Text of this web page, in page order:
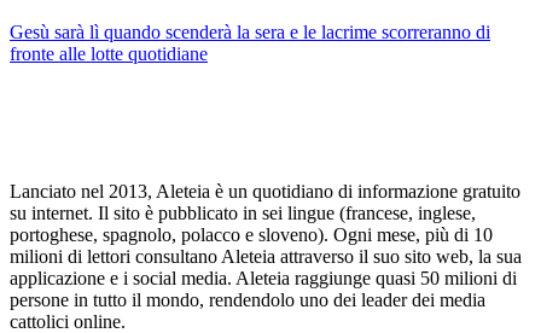
Gesù sarà lì quando scenderà la sera e le lacrime scorreranno di
fronte alle lotte quotidiane
Lanciato nel 2013, Aleteia è un quotidiano di informazione gratuito
su internet. Il sito è pubblicato in sei lingue (francese, inglese,
portoghese, spagnolo, polacco e sloveno). Ogni mese, più di 10
milioni di lettori consultano Aleteia attraverso il suo sito web, la sua
applicazione e i social media. Aleteia raggiunge quasi 50 milioni di
persone in tutto il mondo, rendendolo uno dei leader dei media
cattolici online.